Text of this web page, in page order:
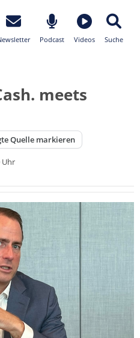
Podcast Videos Suche
meets
Quelle markieren
Uhr